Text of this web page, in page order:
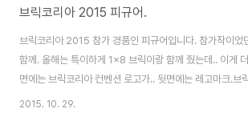
브릭코리아 2015 피규어.
브릭코리아 2015 참가 경품인 피규어입니다. 참가작이었
함께. 올해는 특이하게 1x8 브릭이랑 함께 줬는데.. 이게
면에는 브릭코리아 컨벤션 로고가.. 뒷면에는 레고마크.브
BricKorea Convention 문구가 있네요. 역시.. 대강 만든
2015. 10. 29.